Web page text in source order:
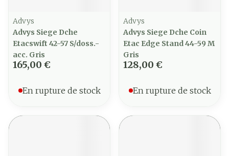
Advys
Advys Siege Dche
Etacswift 42-57 S/doss.-
acc. Gris
165,00 €
En rupture de stock
Advys
Advys Siege Dche Coin
Etac Edge Stand 44-59 M
Gris
128,00 €
En rupture de stock